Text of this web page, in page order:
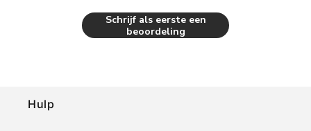
Schrijf als eerste een
beoordeling
Hulp